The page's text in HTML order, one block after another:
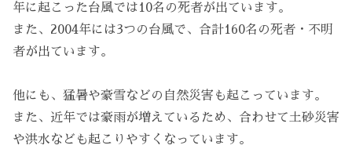
年に起こった台風では10名の死者が出ています。
また、2004年には3つの台風で、合計160名の死者・不明
者が出ています。
他にも、猛暑や豪雪などの自然災害も起こっています。
また、近年では豪雨が増えているため、合わせて土砂災害
や洪水なども起こりやすくなっています。